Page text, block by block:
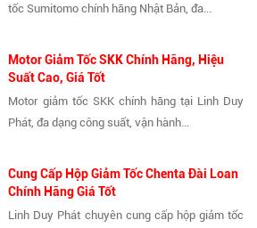
tốc Sumitomo chính hãng Nhật Bản, đa...
Motor Giảm Tốc SKK Chính Hãng, Hiệu
Suất Cao, Giá Tốt
Motor giảm tốc SKK chính hãng tại Linh Duy
Phát, đa dạng công suất, vận hành...
Cung Cấp Hộp Giảm Tốc Chenta Đài Loan
Chính Hãng Giá Tốt
Linh Duy Phát chuyên cung cấp hộp giảm tốc